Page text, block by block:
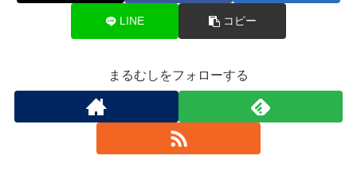
LINE コピー
まるむしをフォローする